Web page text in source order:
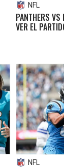
NFL
PANTHERS VS
VER EL
NFL